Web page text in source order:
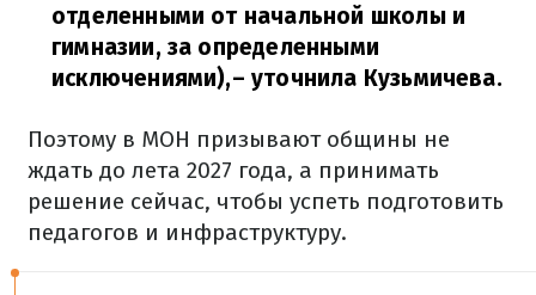
отделенными от начальной школы и
гимназии, за определенными
исключениями),– уточнила Кузьмичева.
Поэтому в МОН призывают общины не
ждать до лета 2027 года, а принимать
решение сейчас, чтобы успеть подготовить
педагогов и инфраструктуру.